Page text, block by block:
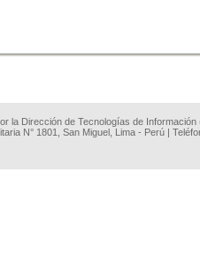
la Dirección de Tecnologías de
N° 1801, San Miguel, Lima - Perú |